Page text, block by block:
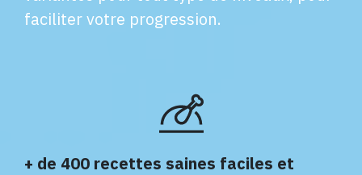
faciliter votre progression.
+ de 400 recettes saines faciles et